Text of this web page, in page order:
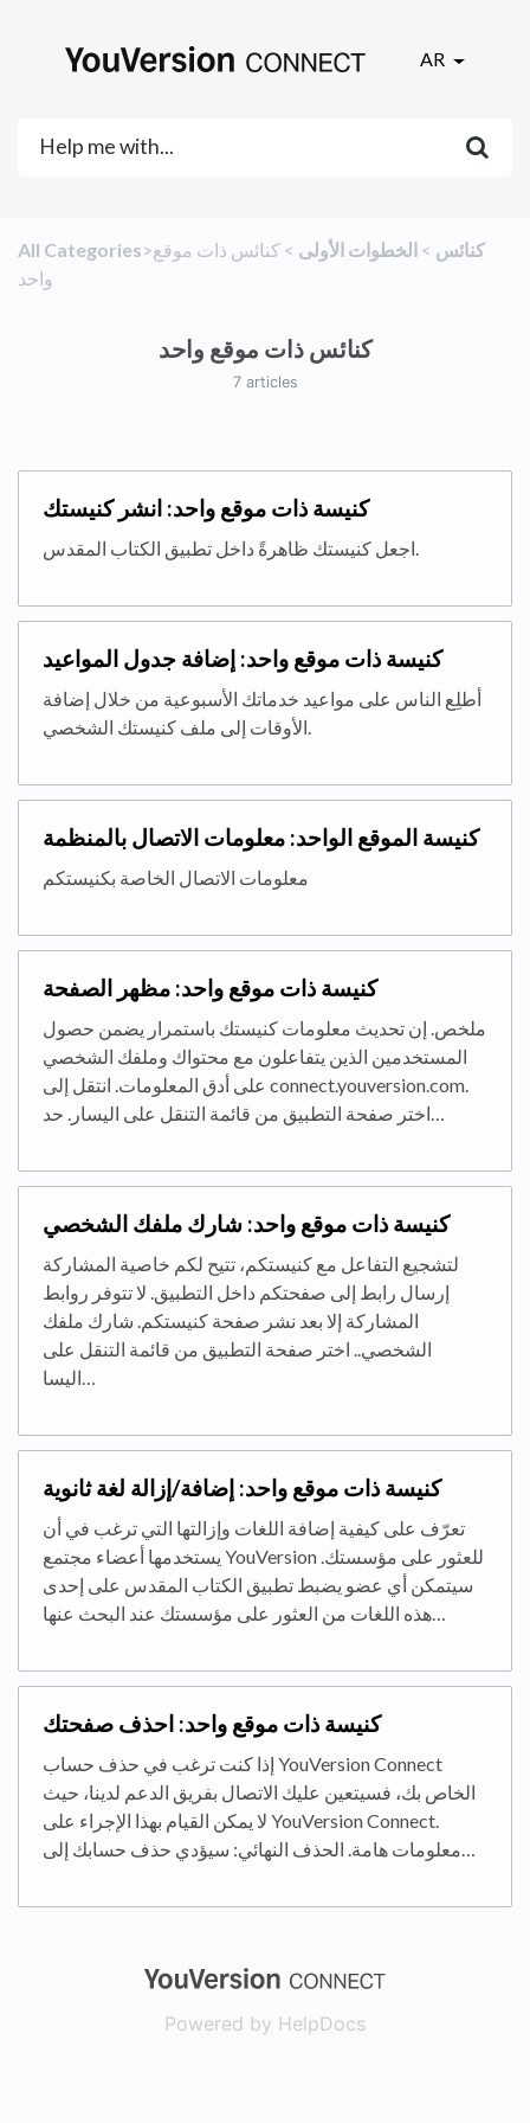
AR
All Categories ​كنائس ​ > ​ ​الخطوات الأولى ​ > ​ ​كنائس ذات موقع
واحد
كنائس ذات موقع واحد
7 articles
كنيسة ذات موقع واحد: انشر كنيستك
اجعل كنيستك ظاهرةً داخل تطبيق الكتاب المقدس.
كنيسة ذات موقع واحد: إضافة جدول المواعيد
أطلِع الناس على مواعيد خدماتك الأسبوعية من خلال إضافة
الأوقات إلى ملف كنيستك الشخصي.
كنيسة الموقع الواحد: معلومات الاتصال بالمنظمة
معلومات الاتصال الخاصة بكنيستكم
كنيسة ذات موقع واحد: مظهر الصفحة
ملخص. إن تحديث معلومات كنيستك باستمرار يضمن حصول
المستخدمين الذين يتفاعلون مع محتواك وملفك الشخصي
على أدق المعلومات. انتقل إلى connect.youversion.com.
اختر صفحة التطبيق من قائمة التنقل على اليسار. حد…
كنيسة ذات موقع واحد: شارك ملفك الشخصي
لتشجيع التفاعل مع كنيستكم، تتيح لكم خاصية المشاركة
إرسال رابط إلى صفحتكم داخل التطبيق. لا تتوفر روابط
المشاركة إلا بعد نشر صفحة كنيستكم. شارك ملفك
الشخصي.. اختر صفحة التطبيق من قائمة التنقل على
اليسا…
كنيسة ذات موقع واحد: إضافة/إزالة لغة ثانوية
تعرّف على كيفية إضافة اللغات وإزالتها التي ترغب في أن
يستخدمها أعضاء مجتمع YouVersion للعثور على مؤسستك.
سيتمكن أي عضو يضبط تطبيق الكتاب المقدس على إحدى
هذه اللغات من العثور على مؤسستك عند البحث عنها…
كنيسة ذات موقع واحد: احذف صفحتك
إذا كنت ترغب في حذف حساب YouVersion Connect
الخاص بك، فسيتعين عليك الاتصال بفريق الدعم لدينا، حيث
لا يمكن القيام بهذا الإجراء على YouVersion Connect.
معلومات هامة. الحذف النهائي: سيؤدي حذف حسابك إلى…
(opens in a
Powered by HelpDocs